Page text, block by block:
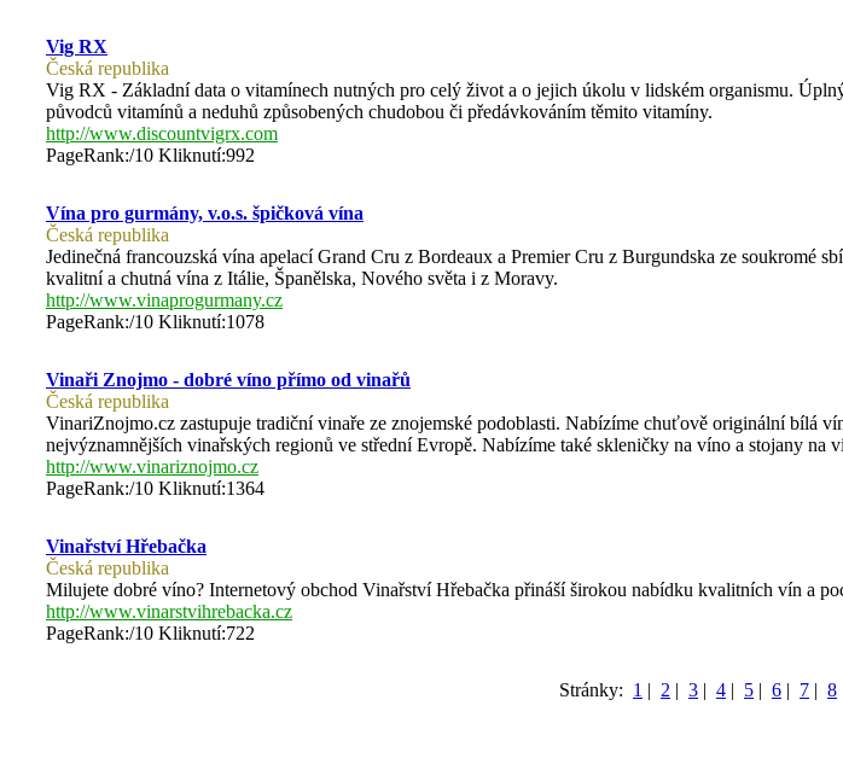
Vig RX
Česká republika
Vig RX - Základní data o vitamínech nutných pro celý život a o jejich úkolu v lidském organismu.
původců vitamínů a neduhů způsobených chudobou či předávkováním těmito vitamíny.
http://www.discountvigrx.com
PageRank:/10 Kliknutí:992
Vína pro gurmány, v.o.s. špičková vína
Česká republika
Jedinečná francouzská vína apelací Grand Cru z Bordeaux a Premier Cru z Burgundska ze soukromé
kvalitní a chutná vína z Itálie, Španělska, Nového světa i z Moravy.
http://www.vinaprogurmany.cz
PageRank:/10 Kliknutí:1078
Vinaři Znojmo - dobré víno přímo od vinařů
Česká republika
VinariZnojmo.cz zastupuje tradiční vinaře ze znojemské podoblasti. Nabízíme chuťově originální bílá
nejvýznamnějších vinařských regionů ve střední Evropě. Nabízíme také skleničky na víno a stojany na
http://www.vinariznojmo.cz
PageRank:/10 Kliknutí:1364
Vinařství Hřebačka
Česká republika
Milujete dobré víno? Internetový obchod Vinařství Hřebačka přináší širokou nabídku kvalitních vín a
http://www.vinarstvihrebacka.cz
PageRank:/10 Kliknutí:722
Stránky: 1 | 2 | 3 | 4 | 5 | 6 | 7 | 8